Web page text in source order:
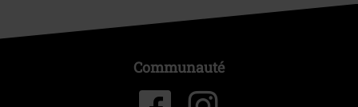
Communauté